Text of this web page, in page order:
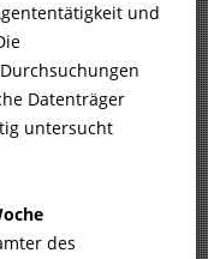
und
Datenträger
untersucht
des